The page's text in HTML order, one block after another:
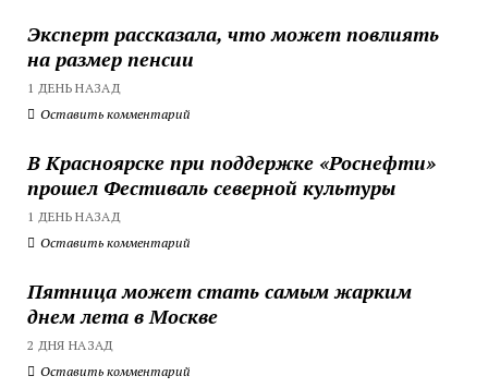
Эксперт рассказала, что может повлиять
на размер пенсии
1 ДЕНЬ НАЗАД
Оставить комментарий
В Красноярске при поддержке «Роснефти»
прошел Фестиваль северной культуры
1 ДЕНЬ НАЗАД
Оставить комментарий
Пятница может стать самым жарким
днем лета в Москве
2 ДНЯ НАЗАД
Оставить комментарий